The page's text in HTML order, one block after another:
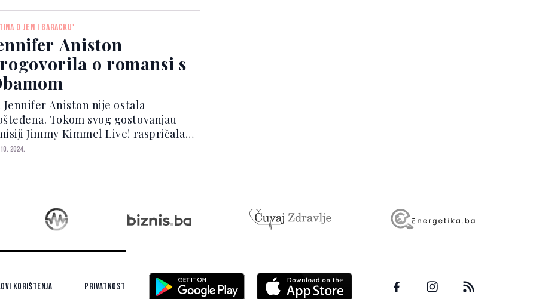
prisustvovati drugoj
inauguraciji D...
O JEN I BARACKU'
Aniston
o romansi s
Jennifer Aniston nije ostala
Tokom svog gostovanjau
Jimmy Kimmel Live! raspričala
o onim najluđim koji su se godinama
2024.
korištenja Privatnost